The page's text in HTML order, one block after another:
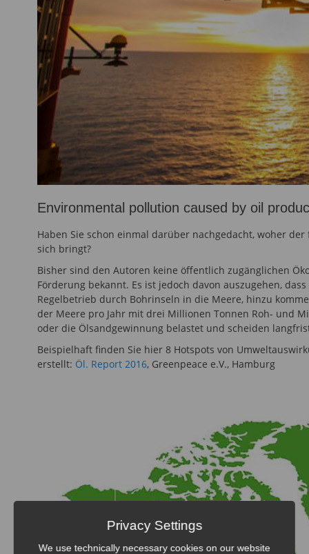
Environmental pollution caused by oil
Haben Sie schon einmal darüber nachgedacht, woher
sich bringt?
Bisher sind den Autoren keine öffentlich zugänglichen
Förderung bekannt. Es ist jedoch davon auszugehen,
Regelbetrieb durch Bohrinseln in die Meere, hinzu
der Meere pro Jahr mit drei Millionen Tonnen Roh- und
oder die Ölsandgewinnung belastet und scheiden
Beispielhaft finden Sie hier 8 Hotspots von
erstellt: Öl. Report 2016, Greenpeace e.V., Hamburg
Privacy Settings
We use technically necessary cookies on our website